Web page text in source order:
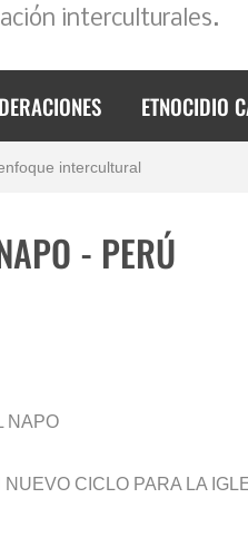
interculturales.
ETNOCIDIO
2023
intercultural
2023
Ecuador – Perú
un poco la historia
- PERÚ
NAPO
CICLO PARA LA